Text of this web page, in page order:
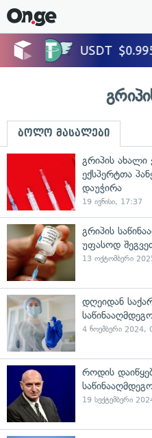
ბოლო მასალები
გრიპის ახალი
ექსპერტთა
დაუჭირა
19 ივნისი, 17:37
გრიპის
უფასოდ
13 ოქტომბერი
დღეიდან
4 ნოემბერი 2024,
როდის
19 სექტემბერი